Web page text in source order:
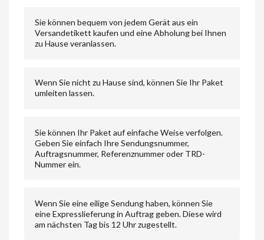
Sie können bequem von jedem Gerät aus ein
Versandetikett kaufen und eine Abholung bei Ihnen
zu Hause veranlassen.
Wenn Sie nicht zu Hause sind, können Sie Ihr Paket
umleiten lassen.
Sie können Ihr Paket auf einfache Weise verfolgen.
Geben Sie einfach Ihre Sendungsnummer,
Auftragsnummer, Referenznummer oder TRD-
Nummer ein.
Wenn Sie eine eilige Sendung haben, können Sie
eine Expresslieferung in Auftrag geben. Diese wird
am nächsten Tag bis 12 Uhr zugestellt.